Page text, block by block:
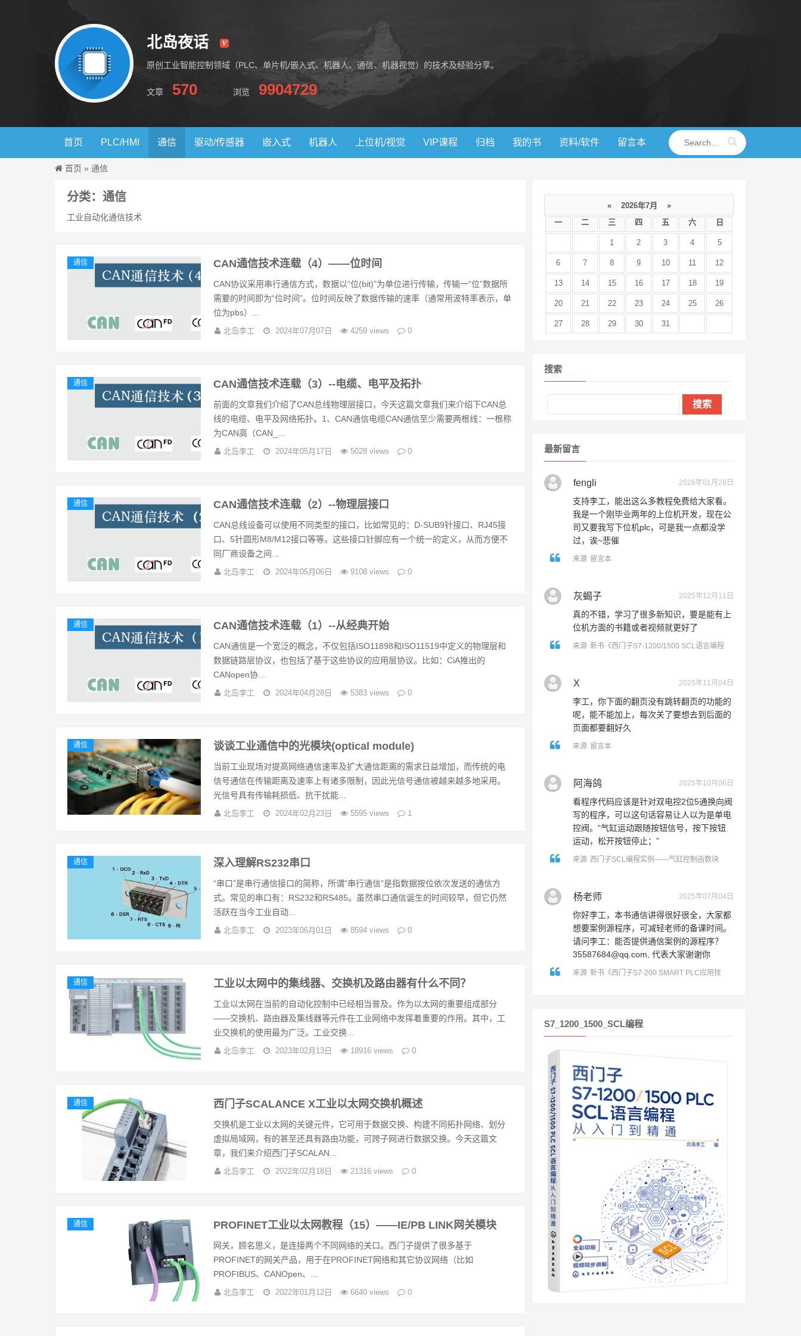
北岛夜话
原创工业智能控制领域（PLC、单片机/嵌入式、机器人、通信、机器视觉）的技术及经验分享。
文章 570 浏览 9904729
首页 PLC/HMI 通信 驱动/传感器 嵌入式 机器人 上位机/视觉 VIP课程 归档 我的书 资料/软件 留言本
首页 » 通信
分类：通信
工业自动化通信技术
通信 CAN通信技术连载（4）——位时间
CAN协议采用串行通信方式，数据以“位(bit)”为单位进行传输，传输一“位”数据所
需要的时间即为“位时间”。位时间反映了数据传输的速率（通常用波特率表示，单
位为pbs）...
北岛李工 2024年07月07日 4259 views 0
通信 CAN通信技术连载（3）--电缆、电平及拓扑
前面的文章我们介绍了CAN总线物理层接口，今天这篇文章我们来介绍下CAN总
线的电缆、电平及网络拓扑。1、CAN通信电缆CAN通信至少需要两根线：一根称
为CAN高（CAN_...
北岛李工 2024年05月17日 5028 views 0
通信 CAN通信技术连载（2）--物理层接口
CAN总线设备可以使用不同类型的接口，比如常见的：D-SUB9针接口、RJ45接
口、5针圆形M8/M12接口等等。这些接口针脚应有一个统一的定义，从而方便不
同厂商设备之间...
北岛李工 2024年05月06日 9108 views 0
通信 CAN通信技术连载（1）--从经典开始
CAN通信是一个宽泛的概念，不仅包括ISO11898和ISO11519中定义的物理层和
数据链路层协议，也包括了基于这些协议的应用层协议。比如：CiA推出的
CANopen协...
北岛李工 2024年04月28日 5383 views 0
通信 谈谈工业通信中的光模块(optical module)
当前工业现场对提高网络通信速率及扩大通信距离的需求日益增加，而传统的电
信号通信在传输距离及速率上有诸多限制，因此光信号通信被越来越多地采用。
光信号具有传输耗损低、抗干扰能...
北岛李工 2024年02月23日 5595 views 1
通信 深入理解RS232串口
“串口”是串行通信接口的简称，所谓“串行通信”是指数据按位依次发送的通信方
式。常见的串口有：RS232和RS485。虽然串口通信诞生的时间较早，但它仍然
活跃在当今工业自动...
北岛李工 2023年06月01日 8594 views 0
通信 工业以太网中的集线器、交换机及路由器有什么不同？
工业以太网在当前的自动化控制中已经相当普及。作为以太网的重要组成部分
——交换机、路由器及集线器等元件在工业网络中发挥着重要的作用。其中，工
业交换机的使用最为广泛。工业交换...
北岛李工 2023年02月13日 18916 views 0
通信 西门子SCALANCE X工业以太网交换机概述
交换机是工业以太网的关键元件，它可用于数据交换、构建不同拓扑网络、划分
虚拟局域网，有的甚至还具有路由功能，可跨子网进行数据交换。今天这篇文
章，我们来介绍西门子SCALAN...
北岛李工 2022年02月18日 21316 views 0
通信 PROFINET工业以太网教程（15）——IE/PB LINK网关模块
网关，顾名思义，是连接两个不同网络的关口。西门子提供了很多基于
PROFINET的网关产品，用于在PROFINET网络和其它协议网络（比如
PROFIBUS、CANOpen、...
北岛李工 2022年01月12日 6640 views 0
« 2026年7月
»
一
二 三 四 五 六 日
1 2 3 4 5
6 7 8 9 10 11 12
13 14 15 16 17 18 19
20 21 22 23 24 25 26
27 28 29 30 31
搜索
最新留言
fengli 2026年01月28日
支持李工，能出这么多教程免费给大家看。
我是一个刚毕业两年的上位机开发，现在公
司又要我写下位机plc，可是我一点都没学
过，诶~悲催
来源 留言本
灰蝎子 2025年12月11日
真的不错，学习了很多新知识，要是能有上
位机方面的书籍或者视频就更好了
来源 新书《西门子S7-1200/1500 SCL语言编程
X 2025年11月04日
李工，你下面的翻页没有跳转翻页的功能的
呢，能不能加上，每次关了要想去到后面的
页面都要翻好久
来源 留言本
阿海鸽 2025年10月06日
看程序代码应该是针对双电控2位5通换向阀
写的程序，可以这句话容易让人以为是单电
控阀。“气缸运动跟随按钮信号，按下按钮
运动，松开按钮停止；”
来源 西门子SCL编程实例——气缸控制函数块
杨老师 2025年07月04日
你好李工，本书通信讲得很好很全，大家都
想要案例源程序，可减轻老师的备课时间。
请问李工：能否提供通信案例的源程序？
35587684@qq.com, 代表大家谢谢你
来源 新书《西门子S7-200 SMART PLC应用技
S7_1200_1500_SCL编程